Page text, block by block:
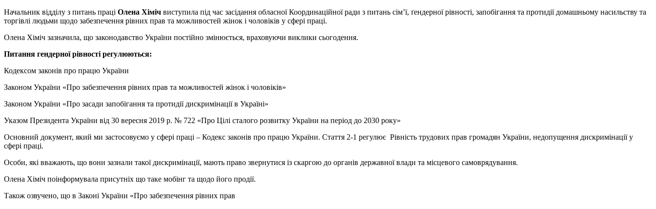
Начальник відділу з питань праці Олена Хіміч виступила під час засідання обласної Координаційної ради з питань сім’ї, ґендерної рівності, запобігання та протидії домашньому насильству та
торгівлі людьми щодо забезпечення рівних прав та можливостей жінок і чоловіків у сфері праці.
Олена Хіміч зазначила, що законодавство України постійно змінюється, враховуючи виклики сьогодення.
Питання гендерної рівності регулюються:
Кодексом законів про працю України
Законом України «Про забезпечення рівних прав та можливостей жінок і чоловіків»
Законом України «Про засади запобігання та протидії дискримінації в Україні»
Указом Президента України від 30 вересня 2019 р. № 722 «Про Цілі сталого розвитку України на період до 2030 року»
Основний документ, який ми застосовуємо у сфері праці – Кодекс законів про працю України. Стаття 2-1 регулює Рівність трудових прав громадян України, недопущення дискримінації у
сфері праці.
Особи, які вважають, що вони зазнали такої дискримінації, мають право звернутися із скаргою до органів державної влади та місцевого самоврядування.
Олена Хіміч поінформувала присутніх що таке мобінг та щодо його продії.
Також озвучено, що в Законі України «Про забезпечення рівних прав